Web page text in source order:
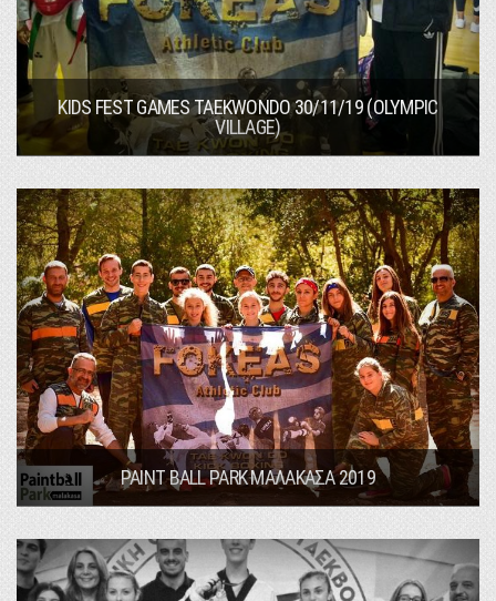
KIDS FEST GAMES TAEKWONDO 30/11/19 (OLYMPIC
VILLAGE)
PAINT BALL PARK ΜΑΛΑΚΑΣΑ 2019